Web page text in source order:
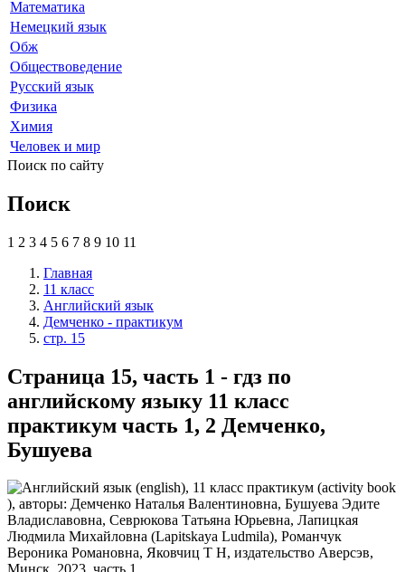
Математика
Немецкий язык
Обж
Обществоведение
Русский язык
Физика
Химия
Человек и мир
Поиск по сайту
Поиск
1 2 3 4 5 6 7 8 9 10 11
Главная
11 класс
Английский язык
Демченко - практикум
стр. 15
Страница 15, часть 1 - гдз по
английскому языку 11 класс
практикум часть 1, 2 Демченко,
Бушуева